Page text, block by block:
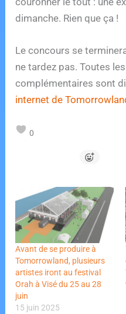
dimanche. Rien que ça !
Le concours se
ne tardez pas. Toutes
complémentaires sont
internet de
0
Avant de se produire à
Tomorrowland, plusieurs
artistes iront au festival
Orah à Visé du 25 au 28
juin
15 juin 2025